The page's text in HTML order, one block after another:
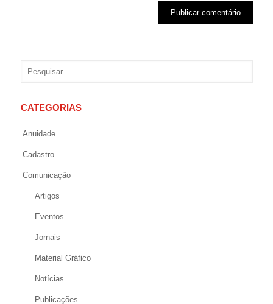
CATEGORIAS
Anuidade
Cadastro
Comunicação
Artigos
Eventos
Jornais
Material Gráfico
Notícias
Publicações